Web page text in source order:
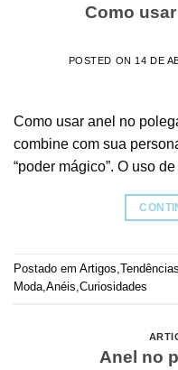
Como
POSTED ON 14 DE
Como usar anel no
combine com sua
“poder mágico”. O uso
Postado em Artigos Tendências
Moda Anéis Curiosidades
Anel no